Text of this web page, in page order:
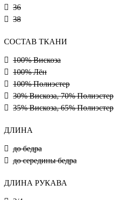
36
38
СОСТАВ ТКАНИ
100% Вискоза
100% Лён
100% Полиэстер
30% Вискоза, 70% Полиэстер
35% Вискоза, 65% Полиэстер
ДЛИНА
до бедра
до середины бедра
ДЛИНА РУКАВА